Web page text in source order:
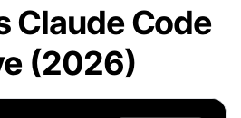
Claude Code
(2026)